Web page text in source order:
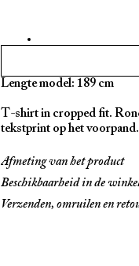
Lengte model: 189 cm
T-shirt in cropped fit.
tekstprint op het
Het kledingstuk ziet er
Collectie Benito Antonio
Afmeting van het product
Beschikbaarheid in de
Verzenden, omruilen en